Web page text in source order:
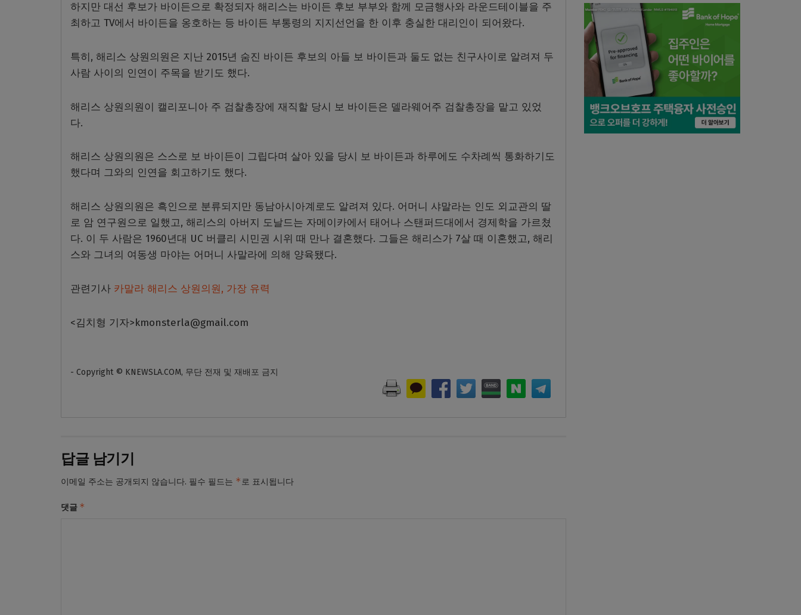
하지만 대선 후보가 바이든으로 확정되자 해리스는 바이든 후보 부부와 함께 모금행사와 라운드테이블을 주
최하고 TV에서 바이든을 옹호하는 등 바이든 부통령의 지지선언을 한 이후 충실한 대리인이 되어왔다.
특히, 해리스 상원의원은 지난 2015년 숨진 바이든 후보의 아들 보 바이든과 둘도 없는 친구사이로 알려져 두
사람 사이의 인연이 주목을 받기도 했다.
해리스 상원의원이 캘리포니아 주 검찰총장에 재직할 당시 보 바이든은 델라웨어주 검찰총장을 맡고 있었
다.
해리스 상원의원은 스스로 보 바이든이 그립다며 살아 있을 당시 보 바이든과 하루에도 수차례씩 통화하기도
했다며 그와의 인연을 회고하기도 했다.
해리스 상원의원은 흑인으로 분류되지만 동남아시아계로도 알려져 있다. 어머니 샤말라는 인도 외교관의 딸
로 암 연구원으로 일했고, 해리스의 아버지 도날드는 자메이카에서 태어나 스탠퍼드대에서 경제학을 가르쳤
다. 이 두 사람은 1960년대 UC 버클리 시민권 시위 때 만나 결혼했다. 그들은 해리스가 7살 때 이혼했고, 해리
스와 그녀의 여동생 마야는 어머니 사말라에 의해 양육됐다.
관련기사 카말라 해리스 상원의원, 가장 유력
<김치형 기자>kmonsterla@gmail.com
- Copyright © KNEWSLA.COM, 무단 전재 및 재배포 금지
답글 남기기
이메일 주소는 공개되지 않습니다. 필수 필드는 *로 표시됩니다
댓글 *